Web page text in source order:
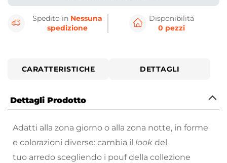
Spedito in Nessuna
spedizione
Disponibilità
0 pezzi
CARATTERISTICHE DETTAGLI
Dettagli Prodotto
Adatti alla zona giorno o alla zona notte, in forme
e colorazioni diverse: cambia il look del
tuo arredo scegliendo i pouf della collezione